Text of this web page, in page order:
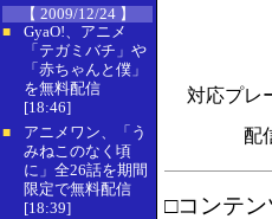
【 2009/12/24 】
■
GyaO!、アニメ
「テガミバチ」や
「赤ちゃんと僕」
を無料配信
[18:46]
■
アニメワン、「う
みねこのなく頃
に」全26話を期間
限定で無料配信
[18:39]
対応プレ
配
□コンテ